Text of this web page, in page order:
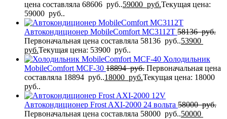
цена составляла 68606 руб..59000 руб.Текущая цена:
59000 руб..
Автокондиционер MobileComfort MC3112T 58136руб.
Первоначальная цена составляла 58136 руб..53900
руб.Текущая цена: 53900 руб..
Холодильник
MobileComfort MCF-30 18894руб. Первоначальная цена
составляла 18894 руб..18000 руб.Текущая цена: 18000
руб..
Автокондиционер Frost AXI-2000 24 вольта 58000руб.
Первоначальная цена составляла 58000 руб..50000